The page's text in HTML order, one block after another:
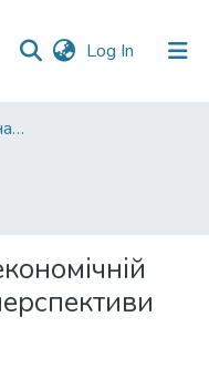
Log In (current)
Факультет обліку та фінансів